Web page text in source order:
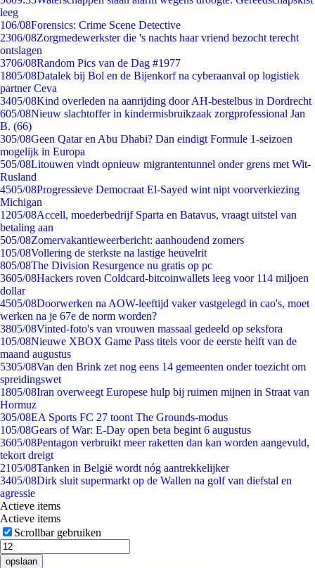
leeg
106/08Forensics: Crime Scene Detective
2306/08Zorgmedewerkster die 's nachts haar vriend bezocht terecht
ontslagen
3706/08Random Pics van de Dag #1977
1805/08Datalek bij Bol en de Bijenkorf na cyberaanval op logistiek
partner Ceva
3405/08Kind overleden na aanrijding door AH-bestelbus in Dordrecht
605/08Nieuw slachtoffer in kindermisbruikzaak zorgprofessional Jan
B. (66)
305/08Geen Qatar en Abu Dhabi? Dan eindigt Formule 1-seizoen
mogelijk in Europa
505/08Litouwen vindt opnieuw migrantentunnel onder grens met Wit-
Rusland
4505/08Progressieve Democraat El-Sayed wint nipt voorverkiezing
Michigan
1205/08Accell, moederbedrijf Sparta en Batavus, vraagt uitstel van
betaling aan
505/08Zomervakantieweerbericht: aanhoudend zomers
105/08Vollering de sterkste na lastige heuvelrit
805/08The Division Resurgence nu gratis op pc
3605/08Hackers roven Coldcard-bitcoinwallets leeg voor 114 miljoen
dollar
4505/08Doorwerken na AOW-leeftijd vaker vastgelegd in cao's, moet
werken na je 67e de norm worden?
3805/08Vinted-foto's van vrouwen massaal gedeeld op seksfora
105/08Nieuwe XBOX Game Pass titels voor de eerste helft van de
maand augustus
5305/08Van den Brink zet nog eens 14 gemeenten onder toezicht om
spreidingswet
1805/08Iran overweegt Europese hulp bij ruimen mijnen in Straat van
Hormuz
305/08EA Sports FC 27 toont The Grounds-modus
105/08Gears of War: E-Day open beta begint 6 augustus
3605/08Pentagon verbruikt meer raketten dan kan worden aangevuld,
tekort dreigt
2105/08Tanken in België wordt nóg aantrekkelijker
3405/08Dirk sluit supermarkt op de Wallen na golf van diefstal en
agressie
Actieve items
Actieve items
Scrollbar gebruiken
opslaan